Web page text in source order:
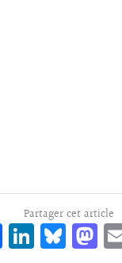
Partager cet article
Fa Li Bl M